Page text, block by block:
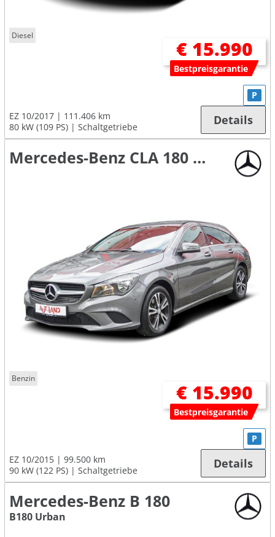
Diesel
€ 15.990
Bestpreisgarantie
EZ 10/2017
111.406 km
80 kW (109 PS)
Schaltgetriebe
P
Details
Mercedes-Benz CLA 180 Shooting Brake
Benzin
€ 15.990
Bestpreisgarantie
EZ 10/2015
99.500 km
90 kW (122 PS)
Schaltgetriebe
P
Details
Mercedes-Benz B 180
B180 Urban